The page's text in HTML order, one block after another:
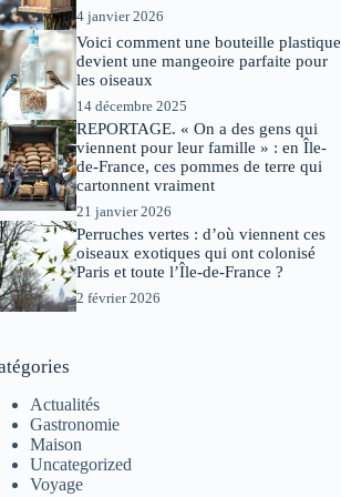
4 janvier 2026
Voici comment une bouteille plastique
devient une mangeoire parfaite pour
les oiseaux
14 décembre 2025
REPORTAGE. « On a des gens qui
viennent pour leur famille » : en Île-
de-France, ces pommes de terre qui
cartonnent vraiment
21 janvier 2026
Perruches vertes : d’où viennent ces
oiseaux exotiques qui ont colonisé
Paris et toute l’Île-de-France ?
2 février 2026
Actualités
Gastronomie
Maison
Uncategorized
Voyage